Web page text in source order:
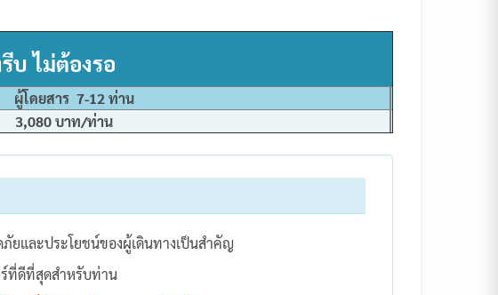
บ ไม่ต้องรอ
สาร 7-12 ท่าน
3,080 บาท/ท่าน
ยและประโยชน์ของผู้เดินทางเป็นสำคัญ
ร์ที่ดีที่สุดสำหรับท่าน